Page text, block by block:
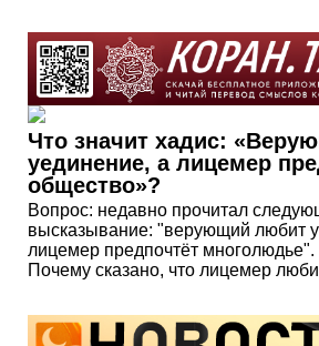
Что значит хадис:
уединение, а лицемер
общество»?
Вопрос: недавно прочитал
высказывание: "верующий любит
лицемер предпочтёт многолюдье".
Почему сказано, что лицемер